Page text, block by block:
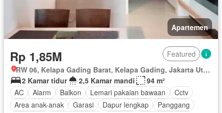
Apartemen
Rp 1,85M
Featured
RW 06, Kelapa Gading Barat, Kelapa Gading, Jakarta Utara, Daerah Khusus Ibukota Jakarta
2 Kamar tidur
2,5 Kamar mandi
94 m²
AC
Alarm Balkon Lemari pakaian bawaan
Cctv
Area anak-anak
Garasi Dapur lengkap
Panggang